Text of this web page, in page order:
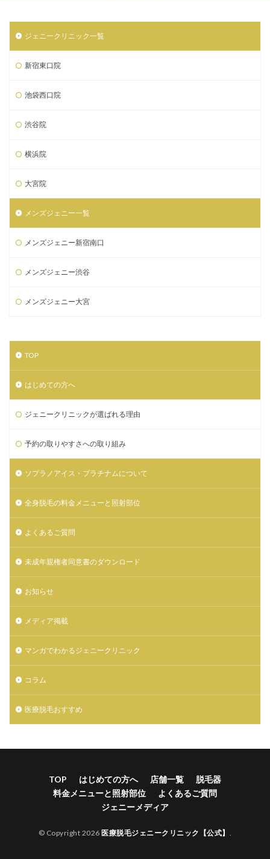
ジェニークリニック一覧
新宿東口院
池袋西口院
渋谷院
横浜院
大宮院
メンズジェニー一覧
メンズジェニー新宿南口
メンズジェニー渋谷
メンズジェニー大宮
TOP
はじめての方へ
ジェニークリニックが選ばれる理由
予約の取りやすさへの取り組み
ソプラノアイス・プラチナムについて
全身脱毛の料金メニューと照射部位
よくあるご質問
未成年親権者同意書のダウンロード
お知らせ
メディア掲載
マンガでわかるジェニークリニック
コラム
医療脱毛おすすめ
TOP はじめての方へ 店舗一覧
脱毛器
料金メニューと照射部位
よくあるご質問
ジェニーメディア
© Copyright 2026医療脱毛ジェニークリニック【公式】